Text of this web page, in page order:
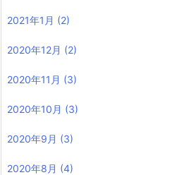
2021年1月 (2)
2020年12月 (2)
2020年11月 (3)
2020年10月 (3)
2020年9月 (3)
2020年8月 (4)